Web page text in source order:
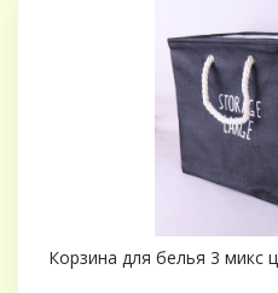
Корзина для белья 3 микс